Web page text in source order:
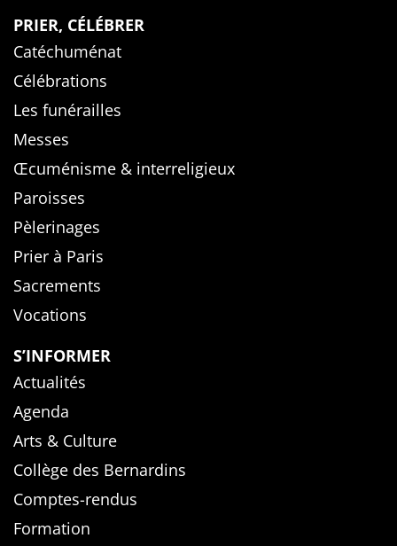
PRIER, CÉLÉBRER
Catéchuménat
Célébrations
Les funérailles
Messes
Œcuménisme & interreligieux
Paroisses
Pèlerinages
Prier à Paris
Sacrements
Vocations
S’INFORMER
Actualités
Agenda
Arts & Culture
Collège des Bernardins
Comptes-rendus
Formation